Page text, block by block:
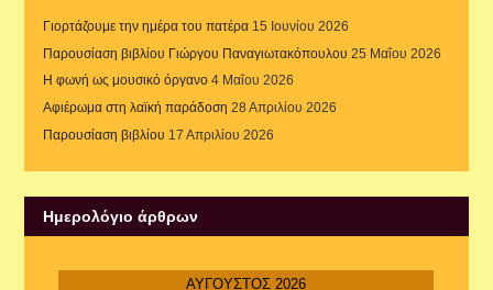
Γιορτάζουμε την ημέρα του πατέρα 15 Ιουνίου 2026
Παρουσίαση βιβλίου Γιώργου Παναγιωτακόπουλου 25 Μαΐου 2026
Η φωνή ως μουσικό όργανο 4 Μαΐου 2026
Αφιέρωμα στη λαϊκή παράδοση 28 Απριλίου 2026
Παρουσίαση βιβλίου 17 Απριλίου 2026
Ημερολόγιο άρθρων
ΑΎΓΟΥΣΤΟΣ 2026